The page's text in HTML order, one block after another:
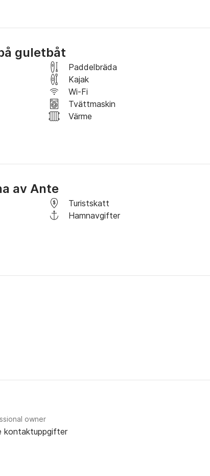
att koppla av och sola på de mjuka däcksmattorna,
finns det stålstegar som går ut i havet och en
med de bästa materialen, med fina träslag som
för ännu bättre komfort! Andra
(tillgång till varmt och kallt vatten) och en hårtork
Den har ett stort matbord och en välfylld bar!
guletbåt
Paddelbräda
Kajak
Wi-Fi
Tvättmaskin
Värme
av Ante
Turistskatt
Hamnavgifter
owner
kontaktuppgifter